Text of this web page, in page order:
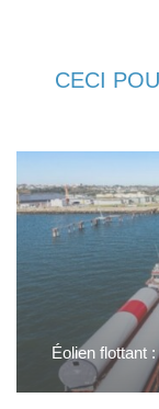
CECI
Éolien flottant